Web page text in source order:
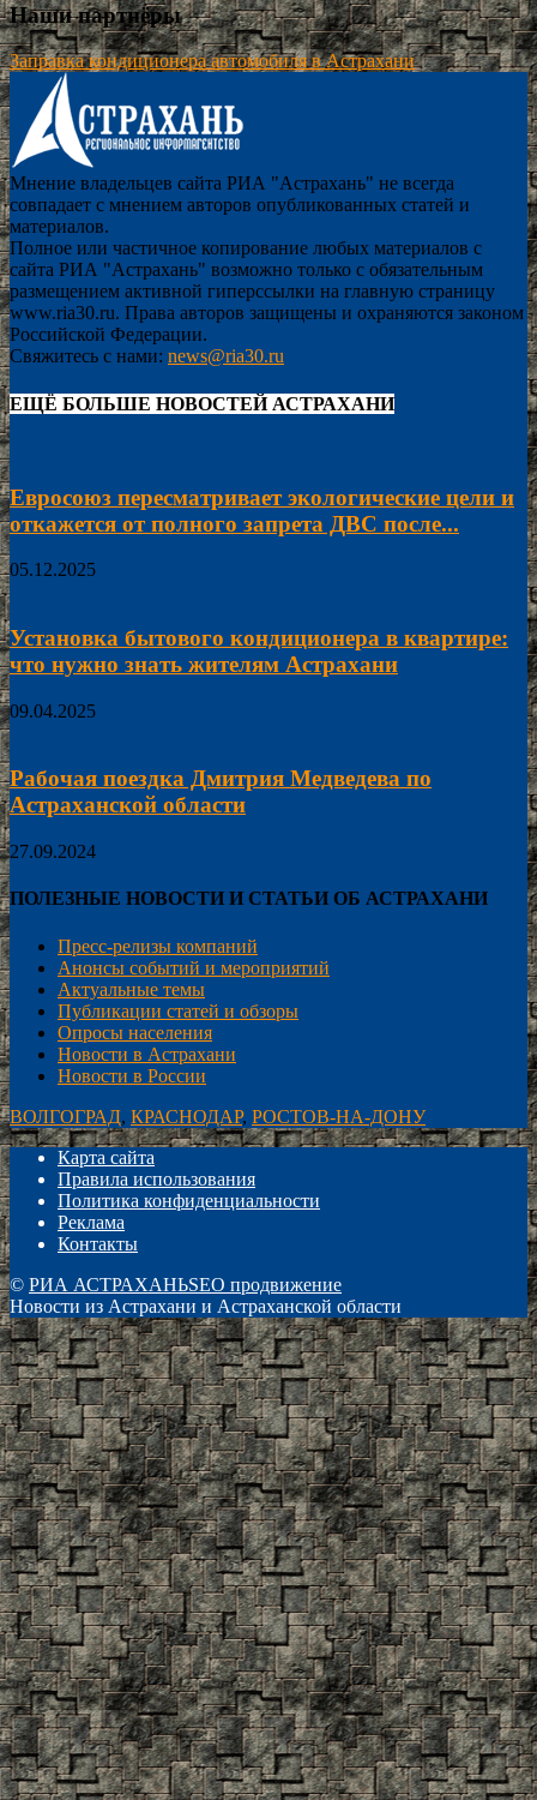
Наши партнёры
Заправка кондиционера автомобиля в Астрахани
Мнение владельцев сайта РИА "Астрахань" не всегда
совпадает с мнением авторов опубликованных статей и
материалов.
Полное или частичное копирование любых материалов с
сайта РИА "Астрахань" возможно только с обязательным
размещением активной гиперссылки на главную страницу
www.ria30.ru. Права авторов защищены и охраняются законом
Российской Федерации.
Свяжитесь с нами: news@ria30.ru
ЕЩЁ БОЛЬШЕ НОВОСТЕЙ АСТРАХАНИ
Евросоюз пересматривает экологические цели и
откажется от полного запрета ДВС после...
05.12.2025
Установка бытового кондиционера в квартире:
что нужно знать жителям Астрахани
09.04.2025
Рабочая поездка Дмитрия Медведева по
Астраханской области
27.09.2024
ПОЛЕЗНЫЕ НОВОСТИ И СТАТЬИ ОБ АСТРАХАНИ
Пресс-релизы компаний
Анонсы событий и мероприятий
Актуальные темы
Публикации статей и обзоры
Опросы населения
Новости в Астрахани
Новости в России
ВОЛГОГРАД, КРАСНОДАР, РОСТОВ-НА-ДОНУ
Карта сайта
Правила использования
Политика конфиденциальности
Реклама
Контакты
© РИА АСТРАХАНЬSEO продвижение
Новости из Астрахани и Астраханской области